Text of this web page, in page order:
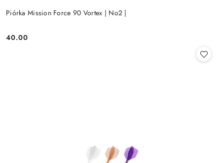
Piórka Mission Force 90 Vortex | No2 |
Cena:
40.00